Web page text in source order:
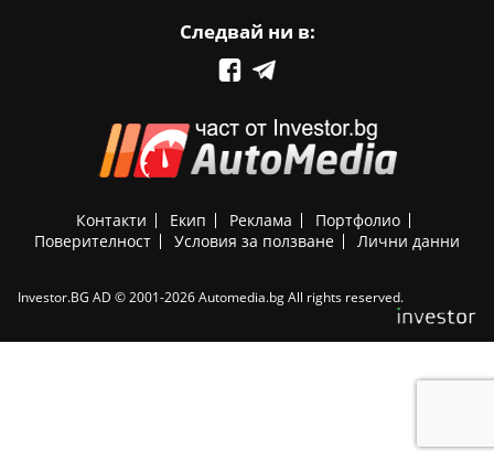
Следвай ни в:
Контакти Екип Реклама
Портфолио
Поверителност
Условия за ползване Лични данни
Investor.BG AD © 2001-2026 Automedia.bg All rights reserved.